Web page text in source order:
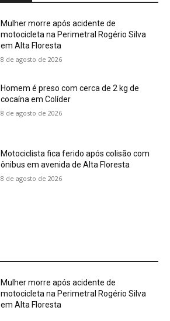
Mulher morre após acidente de
motocicleta na Perimetral Rogério Silva
em Alta Floresta
8 de agosto de 2026
Homem é preso com cerca de 2 kg de
cocaína em Colíder
8 de agosto de 2026
Motociclista fica ferido após colisão com
ônibus em avenida de Alta Floresta
8 de agosto de 2026
Mulher morre após acidente de
motocicleta na Perimetral Rogério Silva
em Alta Floresta